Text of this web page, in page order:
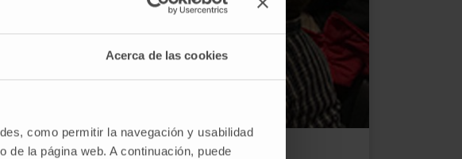
Acerca de las cookies
como permitir la navegación y usabilidad
la página web. A continuación, puede
navarro.